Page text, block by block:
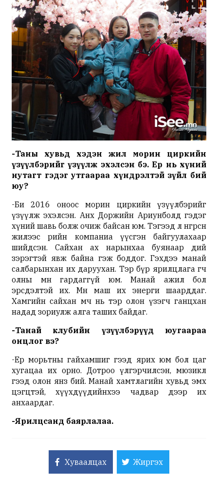
-Таны хувьд хэдэн жил морин циркийн
үзүүлбэрийг үзүүлж эхэлсэн бэ. Ер нь хүний
нутагт гэдэг утгаараа хүндрэлтэй зүйл бий
юу?
-Би 2016 оноос морин циркийн үзүүлбэрийг
үзүүлж эхэлсэн. Анх Доржийн Ариунболд гэдэг
хүний шавь болж очиж байсан юм. Тэгээд л өнгөрсөн
жилээс өөрийн компаниа үүсгэн байгуулахаар
шийдсэн. Сайхан ах нарынхаа буянаар өдий
зэрэгтэй явж байна гэж боддог. Гэхдээ манай
салбарынхан их даруухан. Тэр бүр ярилцлага өгч
олны өмнө гардаггүй юм. Манай ажил бол
эрсдэлтэй их. Мөн маш их энерги шаарддаг.
Хамгийн сайхан мөч нь тэр олон үзэгч ганцхан
надад зориулж алга таших байдаг.
-Танай клубийн үзүүлбэрүүд юугаараа
онцлог вэ?
-Ер морьтны гайхамшиг гээд ярих юм бол цаг
хугацаа их орно. Дотроо үлгэрчилсэн, мюзикл
гээд олон янз бий. Манай хамтлагийн хувьд эмх
цэгцтэй, хүүхдүүдийнхээ чадвар дээр их
анхаардаг.
-Ярилцсанд баярлалаа.
Хуваалцах Жиргэх